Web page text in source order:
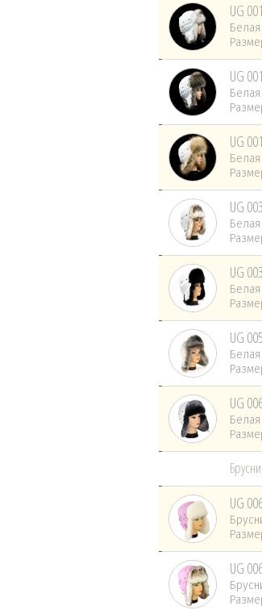
UG
UG
UG
UG
UG
UG
UG
UG
UG